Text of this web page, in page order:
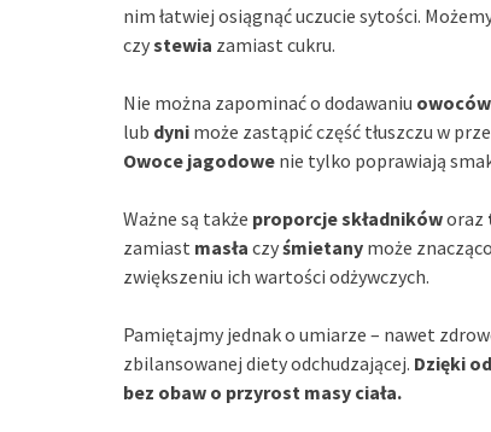
nim łatwiej osiągnąć uczucie sytości.
czystewia zamiast cukru.
Nie można zapominać o dodawaniu owoców
lub dyni może zastąpić część tłuszczu w
Owoce jagodowe nie tylko poprawiają
Ważne są także proporcje składnikóworaz
zamiast masła czyśmietany może
zwiększeniu ich wartości odżywczych.
Pamiętajmy jednak o umiarze – nawet
zbilansowanej diety odchudzającej. Dzięki
bez obaw o przyrost masy ciała.